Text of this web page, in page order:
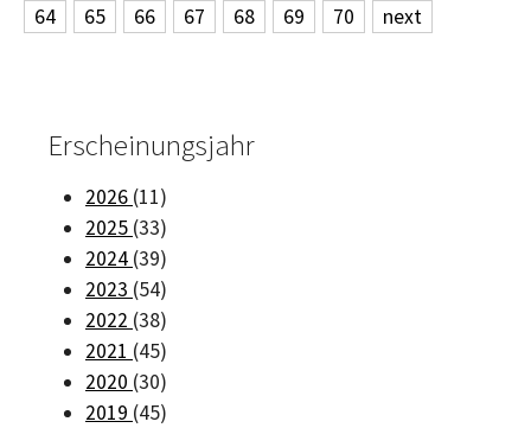
64
65 66 67 68 69 70 next
Erscheinungsjahr
2026 (11)
2025 (33)
2024 (39)
2023 (54)
2022 (38)
2021 (45)
2020 (30)
2019 (45)